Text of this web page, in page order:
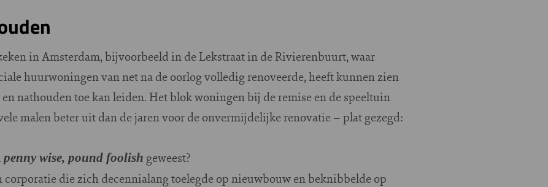
in Amsterdam, bijvoorbeeld in de Lekstraat in de Rivierenbuurt, waar
huurwoningen van net na de oorlog volledig renoveerde, heeft kunnen zien
nathouden toe kan leiden. Het blok woningen bij de remise en de speeltuin
malen beter uit dan de jaren voor de onvermijdelijke renovatie – plat gezegd:
penny wise, pound foolish geweest?
corporatie die zich decennialang toelegde op nieuwbouw en beknibbelde op